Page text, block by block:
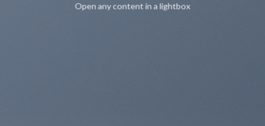
Open any content in a lightbox